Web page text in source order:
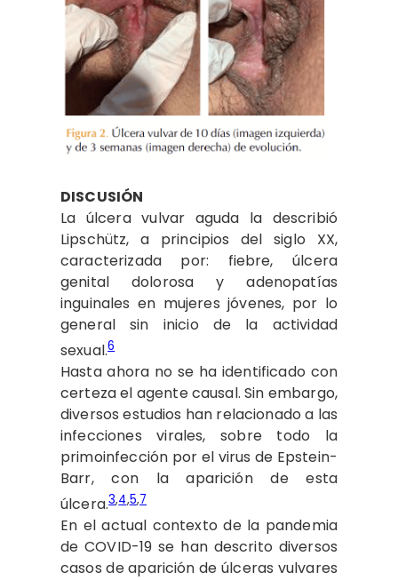
DISCUSIÓN
La úlcera vulvar aguda la describió
Lipschütz, a principios del siglo XX,
caracterizada por: fiebre, úlcera
genital dolorosa y adenopatías
inguinales en mujeres jóvenes, por lo
general sin inicio de la actividad
sexual.6
Hasta ahora no se ha identificado con
certeza el agente causal. Sin embargo,
diversos estudios han relacionado a las
infecciones virales, sobre todo la
primoinfección por el virus de Epstein-
Barr, con la aparición de esta
úlcera.3,4,5,7
En el actual contexto de la pandemia
de COVID-19 se han descrito diversos
casos de aparición de úlceras vulvares